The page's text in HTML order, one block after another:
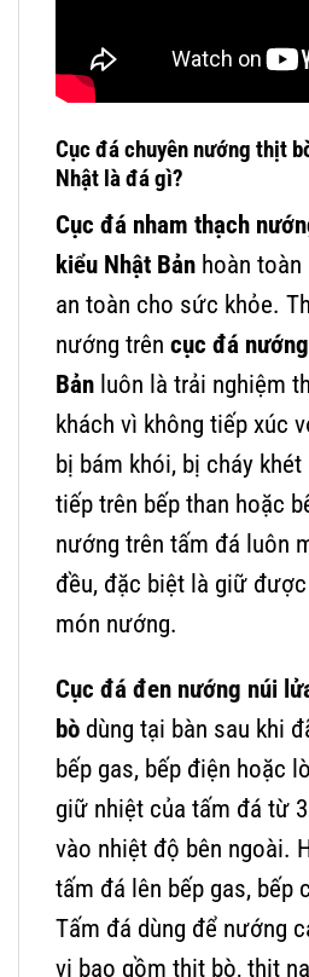
Cục đá chuyên nướng thịt
Nhật là đá gì?
Cục đá nham thạch
kiểu Nhật Bản hoàn
an toàn cho sức khỏe.
nướng trên cục đá
Bản luôn là trải nghiệm
khách vì không tiếp xúc
bị bám khói, bị cháy
tiếp trên bếp than hoặc
nướng trên tấm đá luôn
đều, đặc biệt là giữ
món nướng.
Cục đá đen nướng núi
bò dùng tại bàn sau khi
bếp gas, bếp điện hoặc
giữ nhiệt của tấm đá từ
vào nhiệt độ bên ngoài.
tấm đá lên bếp gas, bếp
Tấm đá dùng để nướng
vị bao gồm thịt bò, thịt